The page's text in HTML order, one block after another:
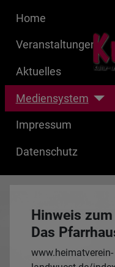
Home
Veranstaltungen
Aktuelles
Mediensystem
Impressum
Datenschutz
Hinweis
Das
www.heimatverein-